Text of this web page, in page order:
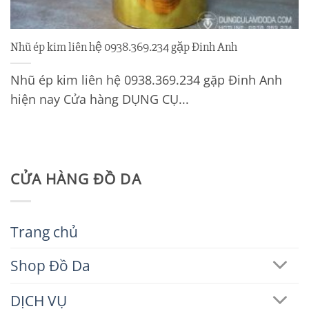
CỬA HÀNG ĐỒ DA
Trang chủ
Shop Đồ Da
DỊCH VỤ
Nhũ ép kim liên hệ 0938.369.234 gặp Đinh Anh
Nhũ ép kim liên hệ 0938.369.234 gặp Đinh Anh
hiện nay Cửa hàng DỤNG CỤ...